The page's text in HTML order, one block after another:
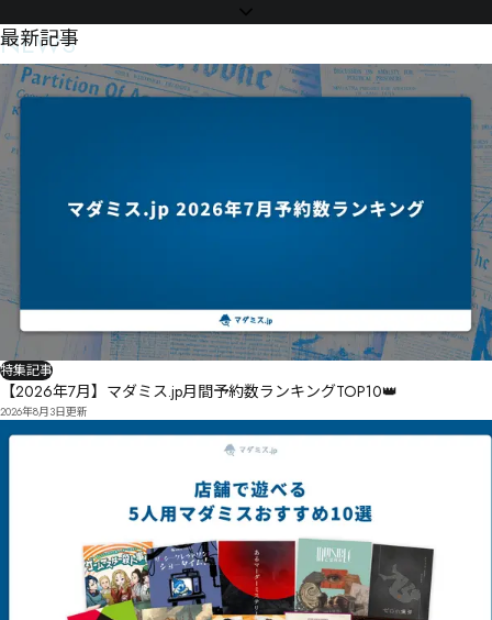
NEWS
最新記事
特集記事
【2026年7月】マダミス.jp月間予約数ランキングTOP10👑
2026年8月3日更新